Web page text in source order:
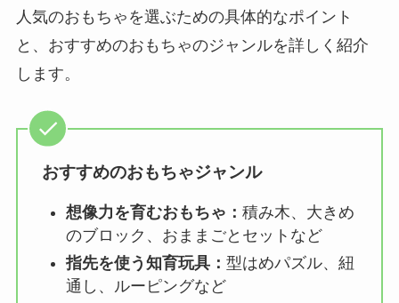
人気のおもちゃを選ぶための具体的なポイント
と、おすすめのおもちゃのジャンルを詳しく紹介
します。
おすすめのおもちゃジャンル
想像力を育むおもちゃ： 積み木、大きめ
のブロック、おままごとセットなど
指先を使う知育玩具： 型はめパズル、紐
通し、ルーピングなど